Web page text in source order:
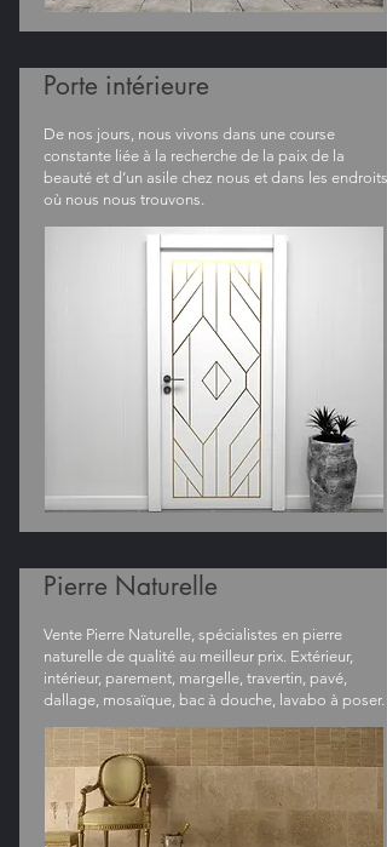
Porte intérieure
De nos jours, nous vivons dans une course
constante liée à la recherche de la paix de la
beauté et d’un asile chez nous et dans les endroits
où nous nous trouvons.
Pierre Naturelle
Vente Pierre Naturelle, spécialistes en pierre
naturelle de qualité au meilleur prix. Extérieur,
intérieur, parement, margelle, travertin, pavé,
dallage, mosaïque, bac à douche, lavabo à poser.